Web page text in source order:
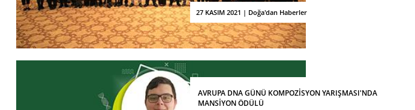
27 KASIM 2021 | Doğa'dan Haberler
AVRUPA DNA GÜNÜ KOMPOZİSYON YARIŞMASI'NDA
MANSİYON ÖDÜLÜ